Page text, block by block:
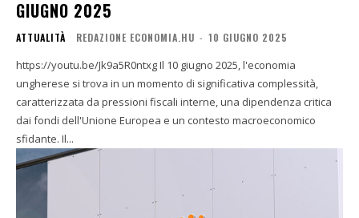
GIUGNO 2025
ATTUALITÀ REDAZIONE ECONOMIA.HU - 10 GIUGNO 2025
https://youtu.be/Jk9a5R0ntxg Il 10 giugno 2025, l'economia
ungherese si trova in un momento di significativa complessità,
caratterizzata da pressioni fiscali interne, una dipendenza critica
dai fondi dell'Unione Europea e un contesto macroeconomico
sfidante. Il...